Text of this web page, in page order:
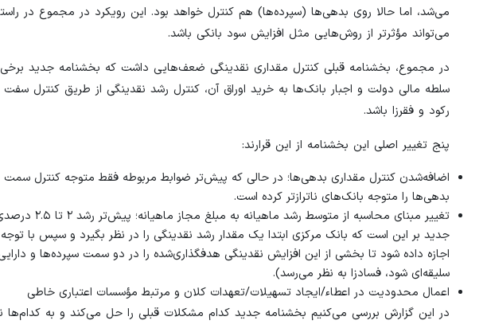
می‌شد، اما حالا روی بدهی‌ها (سپرده‌ها) هم کنترل خواهد بود. این رویکرد در مجموع در
می‌تواند مؤثرتر از روش‌هایی مثل افزایش سود بانکی باشد.
در مجموع، بخشنامه قبلی کنترل مقداری نقدینگی ضعف‌هایی داشت که بخشنامه جدید
سلطه مالی دولت و اجبار بانک‌ها به خرید اوراق آن، کنترل رشد نقدینگی از طریق کنترل
رکود و فقرزا باشد.
پنج تغییر اصلی این بخشنامه از این قرارند:
اضافه‌شدن کنترل مقداری بدهی‌ها؛ در حالی که پیش‌تر ضوابط مربوطه فقط متوجه کنترل سمت
بدهی‌ها را متوجه بانک‌های ناترازتر کرده است.
تغییر مبنای
جدید بر این است که بانک مرکزی ابتدا یک مقدار رشد نقدینگی را در نظر بگیرد و سپس با
اجازه داده شود تا بخشی از این افزایش نقدینگی هدفگذاری‌شده را در دو سمت سپرده‌ها و
سلیقه‌ای شود، فسادزا به نظر می‌رسد).
اعمال محدودیت در اعطاء/ایجاد تسهیلات/تعهدات کلان و مرتبط مؤسسات اعتباری خاطی
در این گزارش بررسی می‌کنیم بخشنامه جدید کدام مشکلات قبلی را حل می‌کند و به کدام‌ها